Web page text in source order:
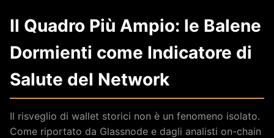
Il Quadro Più Ampio: le Balene
Dormienti come Indicatore di
Salute del Network
Il risveglio di wallet storici non è un fenomeno isolato.
Come riportato da Glassnode e dagli analisti on-chain